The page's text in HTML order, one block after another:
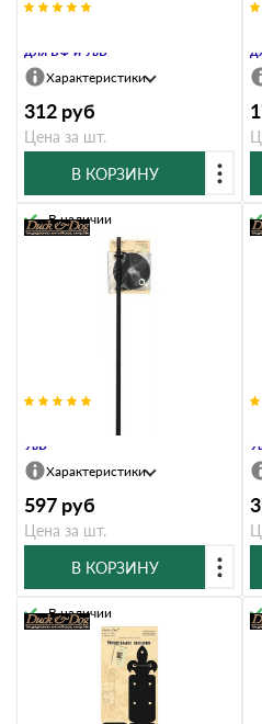
для БФ и УвБ
Характеристики
312 руб
Цена за шт.
В КОРЗИНУ
УвБ
В наличии
Характеристики
597 руб
Цена за шт.
В КОРЗИНУ
В наличии